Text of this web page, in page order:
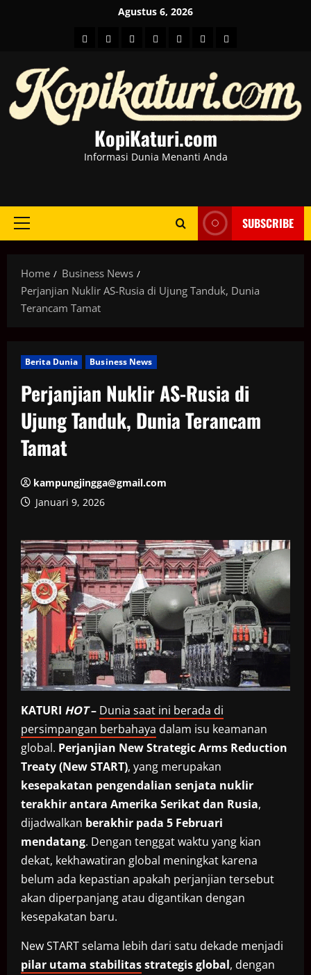
Agustus 6, 2026
HOMEBeritahot
BusinessKesehatan
SportEntertainment
KopiKaturi.com
Informasi Dunia Menanti Anda
Primary
SUBSCRIBE
Home
Business News
Perjanjian Nuklir AS-Rusia di Ujung Tanduk, Dunia
Terancam Tamat
Berita Dunia Business News
Perjanjian Nuklir AS-Rusia di
Ujung Tanduk, Dunia Terancam
Tamat
kampungjingga@gmail.com
Januari 9, 2026
KATURI HOT– Dunia saat ini berada di
persimpangan berbahaya dalam isu keamanan
global. Perjanjian New Strategic Arms Reduction
Treaty (New START), yang merupakan
kesepakatan pengendalian senjata nuklir
terakhir antara Amerika Serikat dan Rusia,
dijadwalkan berakhir pada 5 Februari
mendatang. Dengan tenggat waktu yang kian
dekat, kekhawatiran global meningkat karena
belum ada kepastian apakah perjanjian tersebut
akan diperpanjang atau digantikan dengan
kesepakatan baru.
New START selama lebih dari satu dekade menjadi
pilar utama stabilitasstrategis global, dengan